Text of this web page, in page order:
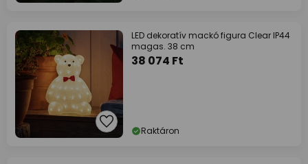
LED dekoratív mackó figura Clear IP44
magas. 38 cm
38 074 Ft
Raktáron